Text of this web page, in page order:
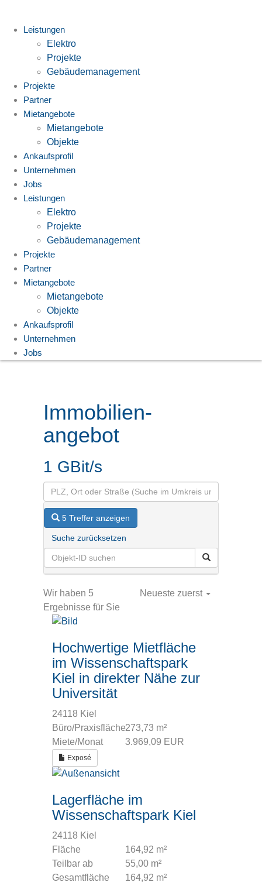
springenLeistungen
Elektro
Projekte
Gebäudemanagement
Projekte
Partner
Mietangebote
Mietangebote
Objekte
Ankaufsprofil
Unternehmen
Jobs
Leistungen
Elektro
Projekte
Gebäudemanagement
Projekte
Partner
Mietangebote
Mietangebote
Objekte
Ankaufsprofil
Unternehmen
Jobs
Immobilien­
angebot
1 GBit/s
5 Treffer anzeigen
Suche zurücksetzen
Wir haben 5
Ergebnisse für Sie
Neueste zuerst
Hochwertige Mietfläche
im Wissenschaftspark
Kiel in direkter Nähe zur
Universität
24118 Kiel
Büro/Praxisfläche273,73 m²
Miete/Monat
3.969,09 EUR
Exposé
Lagerfläche im
Wissenschaftspark Kiel
24118 Kiel
Fläche
164,92 m²
Teilbar ab
55,00 m²
Gesamtfläche
164,92 m²